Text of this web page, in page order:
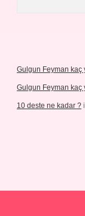
Gulgun Feyman kaç
Gulgun Feyman kaç
10 deste ne kadar ?